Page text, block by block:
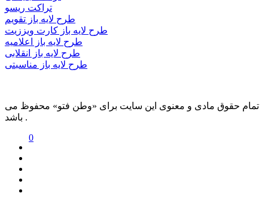
تراکت ریسو
طرح لایه باز تقویم
طرح لایه باز کارت ویززیت
طرح لایه باز اعلامیه
طرح لایه باز انقلابی
طرح لایه باز مناسبتی
تمام حقوق مادی و معنوی این سایت برای «وطن فتو» محفوظ می
باشد .
0